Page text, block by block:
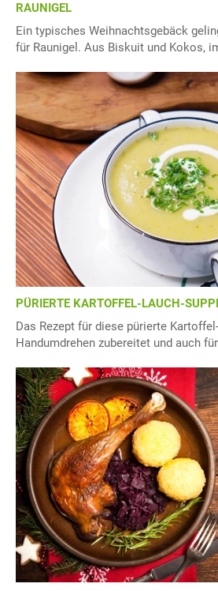
RAUNIGEL
Ein typisches Weihnachtsgebäck
für Raunigel. Aus Biskuit und Kokos,
PÜRIERTE KARTOFFEL-LAUCH-
Das Rezept für diese pürierte
Handumdrehen zubereitet und auch